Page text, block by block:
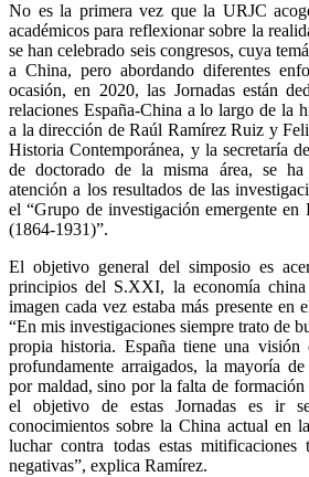
No es la primera vez que la URJC
académicos para reflexionar sobre la
se han celebrado seis congresos, cuya
a China, pero abordando diferentes
ocasión, en 2020, las Jornadas están
relaciones España-China a lo largo de la
a la dirección de Raúl Ramírez Ruiz y
Historia Contemporánea, y la secretaría
de doctorado de la misma área, se ha
atención a los resultados de las
el “Grupo de investigación emergente en
(1864-1931)”.
El objetivo general del simposio es
principios del S.XXI, la economía
imagen cada vez estaba más presente en
“En mis investigaciones siempre trato de
propia historia. España tiene una visión
profundamente arraigados, la mayoría
por maldad, sino por la falta de formación
el objetivo de estas Jornadas es ir
conocimientos sobre la China actual en
luchar contra todas estas
negativas”, explica Ramírez.